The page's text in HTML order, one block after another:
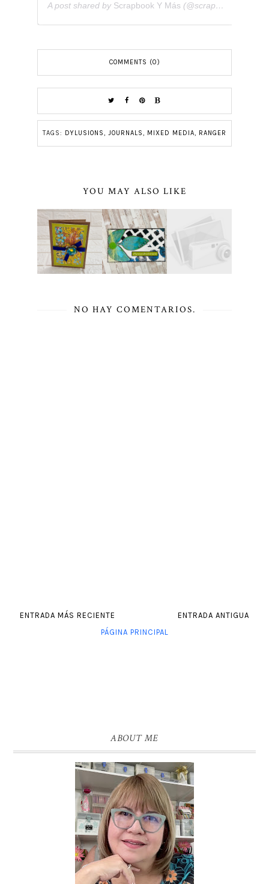
A post shared by Scrapbook Y Más (@scrapbookymas) on
COMMENTS (0)
TAGS: DYLUSIONS, JOURNALS, MIXED MEDIA, RANGER
YOU MAY ALSO LIKE
NO HAY COMENTARIOS.
ENTRADA MÁS RECIENTE
ENTRADA ANTIGUA
PÁGINA PRINCIPAL
ABOUT ME